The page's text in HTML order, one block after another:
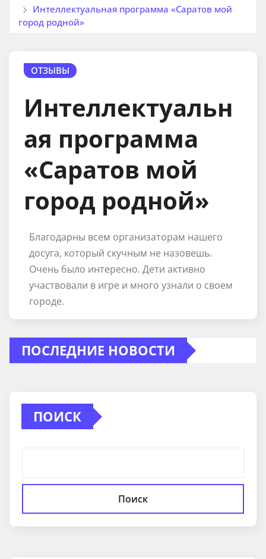
Интеллектуальная программа «Саратов мой
город родной»
ОТЗЫВЫ
Интеллектуальн
ая программа
«Саратов мой
город родной»
Благодарны всем организаторам нашего
досуга, который скучным не назовешь.
Очень было интересно. Дети активно
участвовали в игре и много узнали о своем
городе.
ПОСЛЕДНИЕ НОВОСТИ
ПОИСК
Поиск